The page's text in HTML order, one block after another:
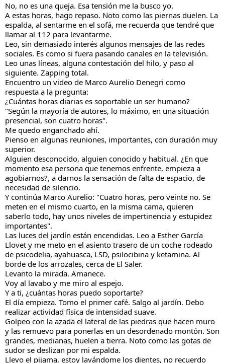
No, no es una queja. Esa tensión me la busco yo.
A estas horas, hago repaso. Noto como las piernas duelen. La
espalda, al sentarme en el sofá, me recuerda que tendré que
llamar al 112 para levantarme.
Leo, sin demasiado interés algunos mensajes de las redes
sociales. Es como si fuera pasando canales en la televisión.
Leo unas líneas, alguna contestación del hilo, y paso al
siguiente. Zapping total.
Encuentro un video de Marco Aurelio Denegri como
respuesta a la pregunta:
¿Cuántas horas diarias es soportable un ser humano?
"Según la mayoría de autores, lo máximo, en una situación
presencial, son cuatro horas".
Me quedo enganchado ahí.
Pienso en algunas reuniones, importantes, con duración muy
superior.
Alguien desconocido, alguien conocido y habitual. ¿En que
momento esa persona que tenemos enfrente, empieza a
agobiarnos?, a darnos la sensación de falta de espacio, de
necesidad de silencio.
Y continúa Marco Aurelio: "Cuatro horas, pero veinte no. Se
meten en el mismo cuarto, en la misma cama, quieren
saberlo todo, hay unos niveles de impertinencia y estupidez
importantes".
Las luces del jardín están encendidas. Leo a Esther García
Llovet y me meto en el asiento trasero de un coche rodeado
de psicodelia, ayahuasca, LSD, psilocibina y ketamina. Al
borde de los arrozales, cerca de El Saler.
Levanto la mirada. Amanece.
Voy al lavabo y me miro al espejo.
Y a ti, ¿cuántas horas puedo soportarte?
El día empieza. Tomo el primer café. Salgo al jardín. Debo
realizar actividad física de intensidad suave.
Golpeo con la azada el lateral de las piedras que hacen muro
y las remuevo para ponerlas en un desordenado montón. Son
grandes, medianas, huelen a tierra. Noto como las gotas de
sudor se deslizan por mi espalda.
Llevo el pijama, estoy lavándome los dientes, no recuerdo